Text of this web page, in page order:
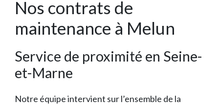
Nos contrats de
maintenance à Melun
Service de proximité en Seine-
et-Marne
Notre équipe intervient sur l’ensemble de la